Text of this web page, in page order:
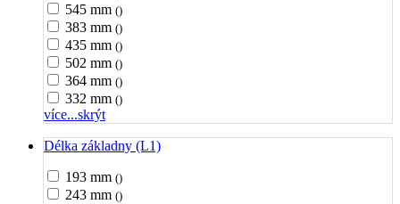
545 mm ()
383 mm ()
435 mm ()
502 mm ()
364 mm ()
332 mm ()
více...skrýt
Délka základny (L1)
193 mm ()
243 mm ()